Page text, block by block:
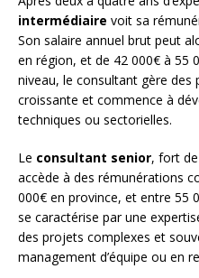
intermédiaire voit sa
Son salaire annuel brut peut
en région, et de 42 000€ à 55
niveau, le consultant gère
croissante et commence à
techniques ou sectorielles.
Le consultant senior, fort
accède à des rémunérations
000€ en province, et entre 55
se caractérise par une
des projets complexes et
management d’équipe ou en